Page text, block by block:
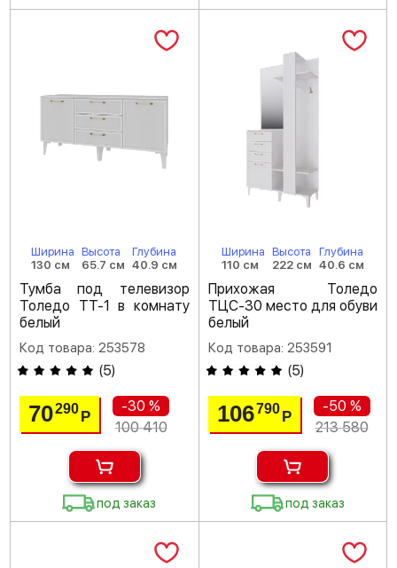
Ширина
130 см
Высота
65.7 см
Глубина
40.9 см
Тумба под телевизор
Толедо ТТ-1 в комнату
белый
Код товара: 253578
(5)
70290 Р
-30 %
100 410
под заказ
Ширина
110 см
Высота
222 см
Глубина
40.6 см
Прихожая Толедо
ТЦС-30 место для обуви
белый
Код товара: 253591
(5)
106790 Р
-50 %
213 580
под заказ